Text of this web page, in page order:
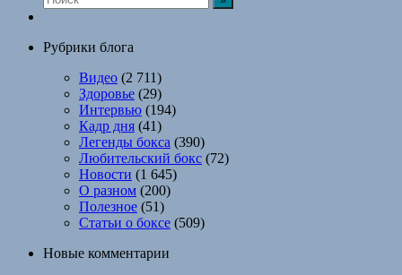
Рубрики блога
Видео (2 711)
Здоровье (29)
Интервью (194)
Кадр дня (41)
Легенды бокса (390)
Любительский бокс (72)
Новости (1 645)
О разном (200)
Полезное (51)
Статьи о боксе (509)
Новые комментарии